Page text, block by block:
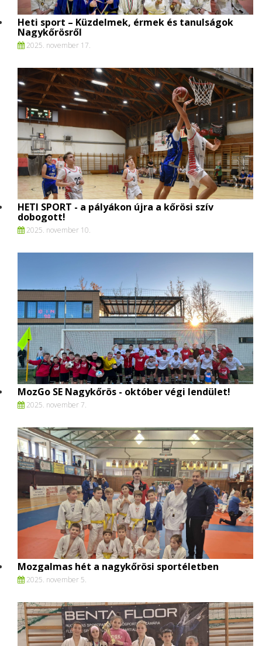
Heti sport – Küzdelmek, érmek és tanulságok
Nagykőrösről
2025. november 17.
HETI SPORT - a pályákon újra a kőrösi szív
dobogott!
2025. november 10.
MozGo SE Nagykőrös - október végi lendület!
2025. november 7.
Mozgalmas hét a nagykőrösi sportéletben
2025. november 5.